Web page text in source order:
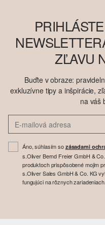
ZĽAVU
Buďte v obraze:
exkluzívne tipy a inšpirácie,
na váš
Áno, súhlasím so zásadami
s.Oliver Bernd Freier GmbH &
produktoch prispôsobené mojim
s.Oliver Sales GmbH & Co. KG
fungujúci na rôznych zariadeniach.